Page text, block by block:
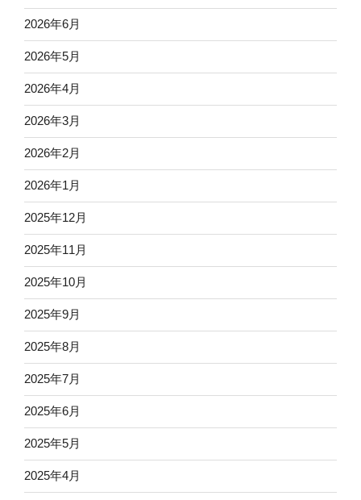
2026年6月
2026年5月
2026年4月
2026年3月
2026年2月
2026年1月
2025年12月
2025年11月
2025年10月
2025年9月
2025年8月
2025年7月
2025年6月
2025年5月
2025年4月